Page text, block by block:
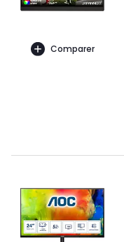
Comparer